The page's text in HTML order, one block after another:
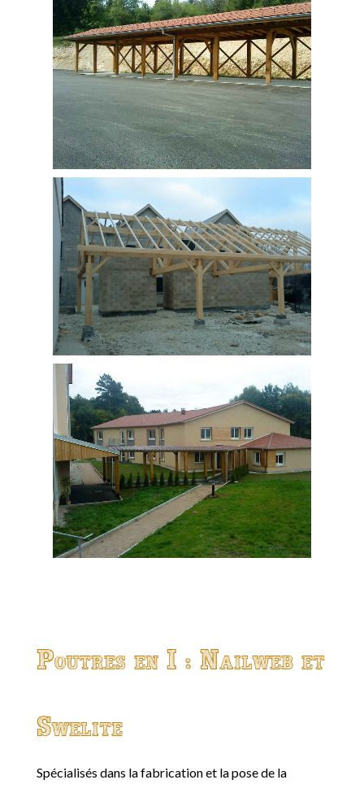
Poutres en I : Nailweb et
Swelite
Spécialisés dans la fabrication et la pose de la